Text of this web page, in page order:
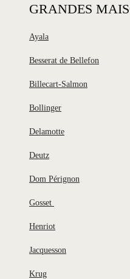
GRANDES
Ayala
Besserat de Bellefon
Billecart-Salmon
Bollinger
Delamotte
Deutz
Dom Pérignon
Gosset
Henriot
Jacquesson
Krug